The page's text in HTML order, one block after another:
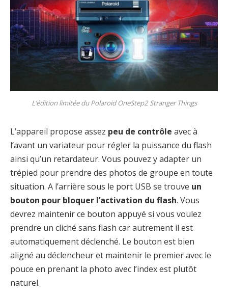
L’édition limitée du Polaroid OneStep2 Stranger Things
L’appareil propose assez peu de contrôle avec à
l’avant un variateur pour régler la puissance du flash
ainsi qu’un retardateur. Vous pouvez y adapter un
trépied pour prendre des photos de groupe en toute
situation. A l’arrière sous le port USB se trouve un
bouton pour bloquer l’activation du flash. Vous
devrez maintenir ce bouton appuyé si vous voulez
prendre un cliché sans flash car autrement il est
automatiquement déclenché. Le bouton est bien
aligné au déclencheur et maintenir le premier avec le
pouce en prenant la photo avec l’index est plutôt
naturel.